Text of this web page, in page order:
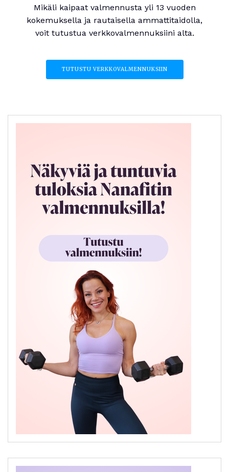
Mikäli kaipaat valmennusta yli 13 vuoden
kokemuksella ja rautaisella ammattitaidolla,
voit tutustua verkkovalmennuksiini alta.
TUTUSTU VERKKOVALMENNUKSIIN